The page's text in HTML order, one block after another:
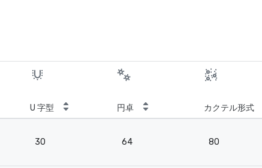
U 字型 円卓 カクテル形式
30 64 80